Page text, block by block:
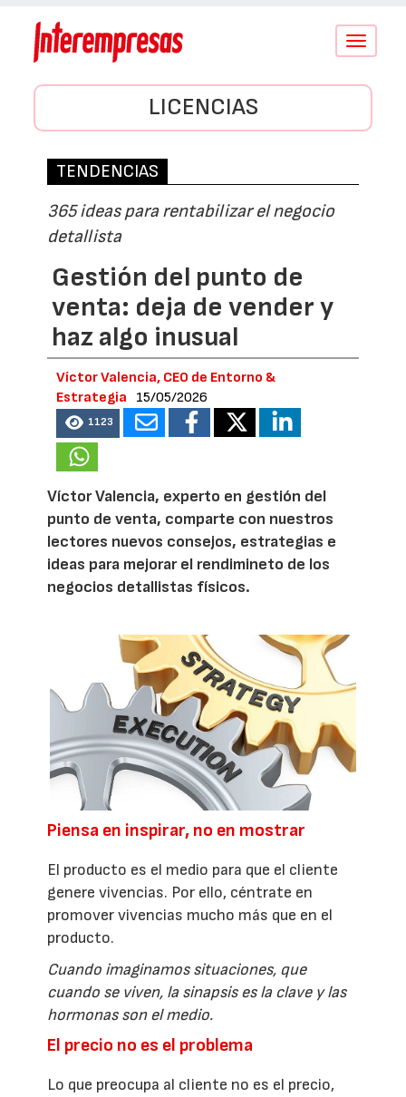
Conmutar
LICENCIAS
TENDENCIAS
365 ideas para rentabilizar el negocio
detallista
Gestión del punto de
venta: deja de vender y
haz algo inusual
Víctor Valencia, CEO de Entorno &
Estrategia
15/05/2026
1123
Víctor Valencia, experto en gestión del
punto de venta, comparte con nuestros
lectores nuevos consejos, estrategias e
ideas para mejorar el rendimineto de los
negocios detallistas físicos.
Piensa en inspirar, no en mostrar
El producto es el medio para que el cliente
genere vivencias. Por ello, céntrate en
promover vivencias mucho más que en el
producto.
Cuando imaginamos situaciones, que
cuando se viven, la sinapsis es la clave y las
hormonas son el medio.
El precio no es el problema
Lo que preocupa al cliente no es el precio,